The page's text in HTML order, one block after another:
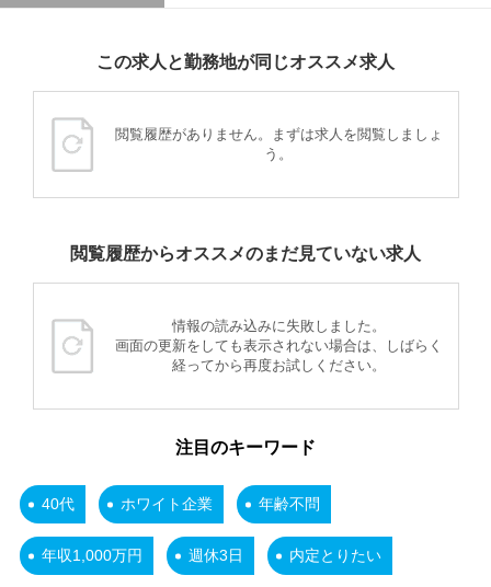
この求人と勤務地が同じオススメ求人
閲覧履歴がありません。まずは求人を閲覧しましょ
う。
閲覧履歴からオススメのまだ見ていない求人
情報の読み込みに失敗しました。
画面の更新をしても表示されない場合は、しばらく
経ってから再度お試しください。
注目のキーワード
40代 ホワイト企業 年齢不問
年収1,000万円 週休3日 内定とりたい